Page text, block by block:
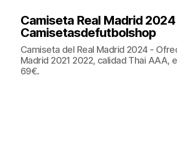
Camiseta Real Madrid
Camisetasdefutbolshop
Camiseta del Real Madrid 2024 -
Madrid 2021 2022, calidad Thai
69€.